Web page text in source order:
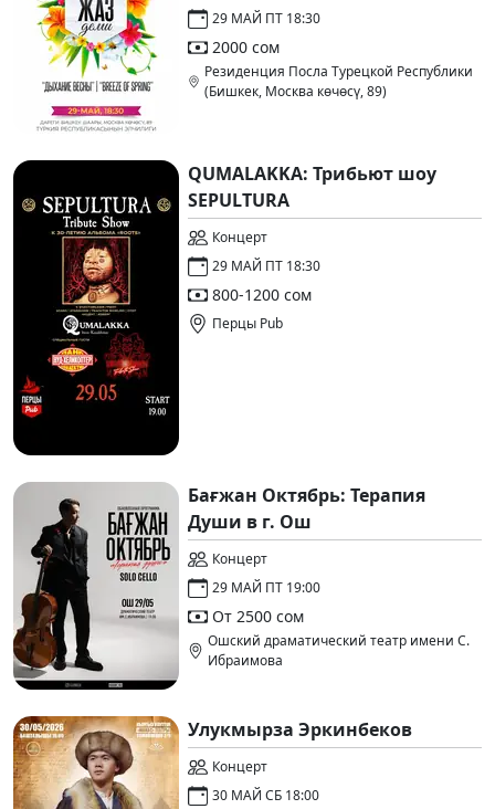
29 МАЙ ПТ 18:30
2000 сом
Резиденция Посла Турецкой Республики
(Бишкек, Москва көчөсү, 89)
QUMALAKKA: Трибьют шоу
SEPULTURA
Концерт
29 МАЙ ПТ 18:30
800-1200 сом
Перцы Pub
Бағжан Октябрь: Терапия
Души в г. Ош
Концерт
29 МАЙ ПТ 19:00
От 2500 сом
Ошский драматический театр имени С.
Ибраимова
Улукмырза Эркинбеков
Концерт
30 МАЙ СБ 18:00